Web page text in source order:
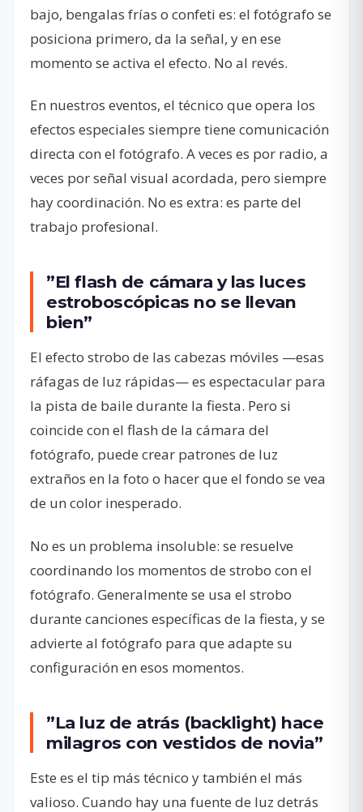
bajo, bengalas frías o confeti es: el fotógrafo se
posiciona primero, da la señal, y en ese
momento se activa el efecto. No al revés.
En nuestros eventos, el técnico que opera los
efectos especiales siempre tiene comunicación
directa con el fotógrafo. A veces es por radio, a
veces por señal visual acordada, pero siempre
hay coordinación. No es extra: es parte del
trabajo profesional.
”El flash de cámara y las luces
estroboscópicas no se llevan
bien”
El efecto strobo de las cabezas móviles —esas
ráfagas de luz rápidas— es espectacular para
la pista de baile durante la fiesta. Pero si
coincide con el flash de la cámara del
fotógrafo, puede crear patrones de luz
extraños en la foto o hacer que el fondo se vea
de un color inesperado.
No es un problema insoluble: se resuelve
coordinando los momentos de strobo con el
fotógrafo. Generalmente se usa el strobo
durante canciones específicas de la fiesta, y se
advierte al fotógrafo para que adapte su
configuración en esos momentos.
”La luz de atrás (backlight) hace
milagros con vestidos de novia”
Este es el tip más técnico y también el más
valioso. Cuando hay una fuente de luz detrás